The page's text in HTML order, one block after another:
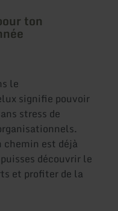
ton
le
signifie pouvoir
stress de
est déjà
découvrir le
et profiter de la